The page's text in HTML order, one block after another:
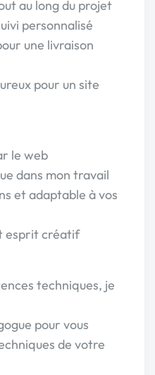
au long du projet
personnalisé
une livraison
pour un site
le web
dans mon travail
et adaptable à vos
esprit créatif
techniques, je
pour vous
de votre